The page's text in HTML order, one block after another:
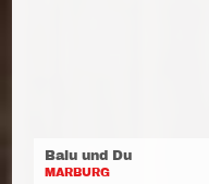
Balu und Du
MARBURG